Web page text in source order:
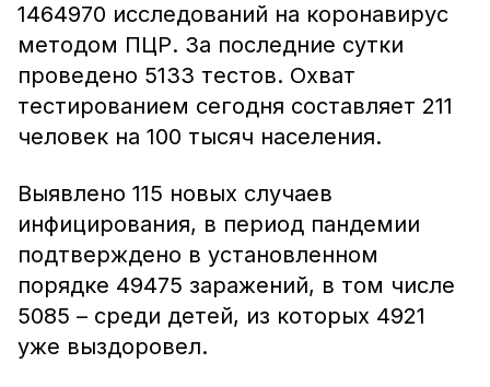
1464970 исследований на коронавирус
методом ПЦР. За последние сутки
проведено 5133 тестов. Охват
тестированием сегодня составляет 211
человек на 100 тысяч населения.
Выявлено 115 новых случаев
инфицирования, в период пандемии
подтверждено в установленном
порядке 49475 заражений, в том числе
5085 – среди детей, из которых 4921
уже выздоровел.